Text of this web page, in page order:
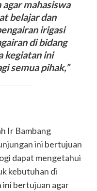
mahasiswa
belajar dan
irigasi
di bidang
kegiatan ini
semua pihak,”
Ir Bambang
ini bertujuan
dapat mengetahui
kebutuhan di
ini bertujuan agar